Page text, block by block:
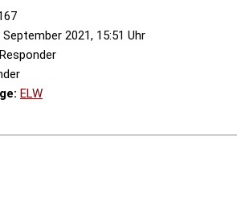
September 2021, 15:51 Uhr
ELW